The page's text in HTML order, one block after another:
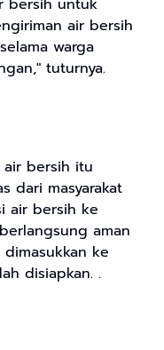
bersih untuk
air bersih
warga
tuturnya.
air bersih itu
dari masyarakat
air bersih ke
aman
ke
disiapkan. .